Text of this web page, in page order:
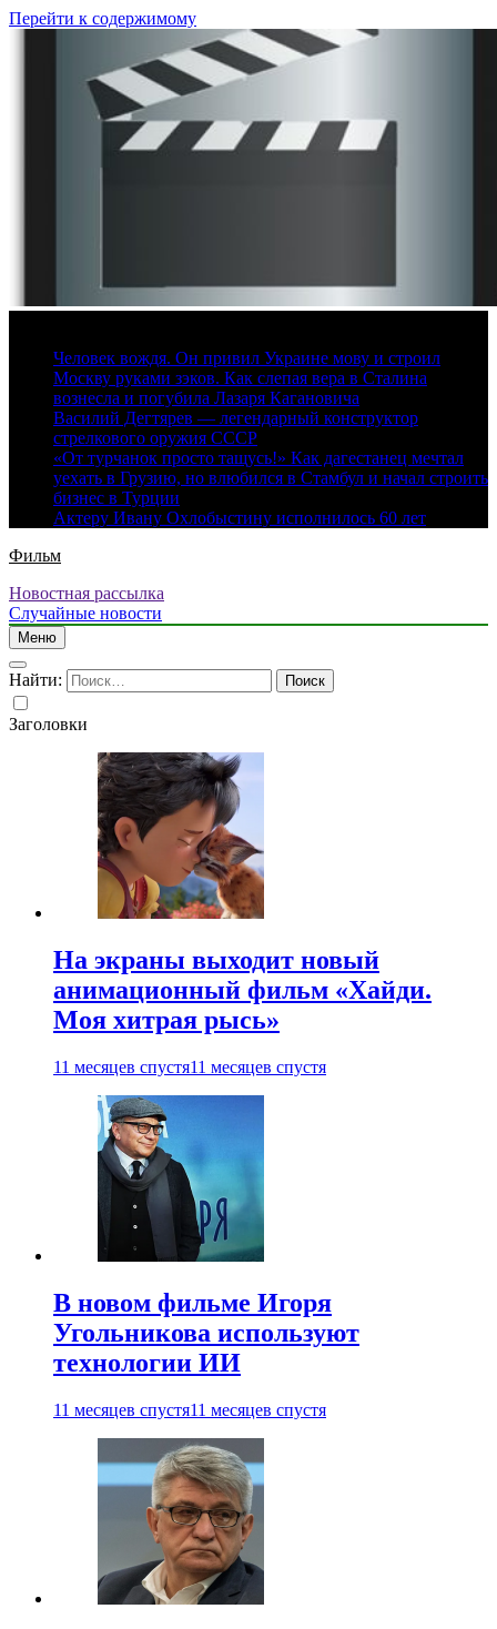
Перейти к содержимому
Человек вождя. Он привил Украине мову и строил
Москву руками зэков. Как слепая вера в Сталина
вознесла и погубила Лазаря Кагановича
Василий Дегтярев — легендарный конструктор
стрелкового оружия СССР
«От турчанок просто тащусь!» Как дагестанец мечтал
уехать в Грузию, но влюбился в Стамбул и начал строить
бизнес в Турции
Актеру Ивану Охлобыстину исполнилось 60 лет
Фильм
Новостная рассылка
Случайные новости
Меню
Найти:
Заголовки
На экраны выходит новый
анимационный фильм «Хайди.
Моя хитрая рысь»
11 месяцев спустя11 месяцев спустя
В новом фильме Игоря
Угольникова используют
технологии ИИ
11 месяцев спустя11 месяцев спустя